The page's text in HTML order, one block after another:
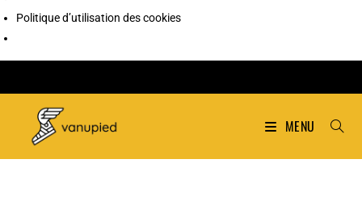
Politique d’utilisation des cookies
MENU